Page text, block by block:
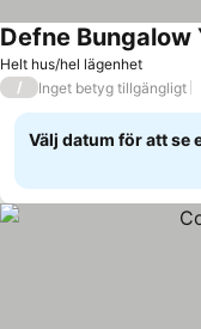
Helt hus/hel lägenhet
Defne Bungalow
/ Inget betyg tillgängligt
Välj datum för att se